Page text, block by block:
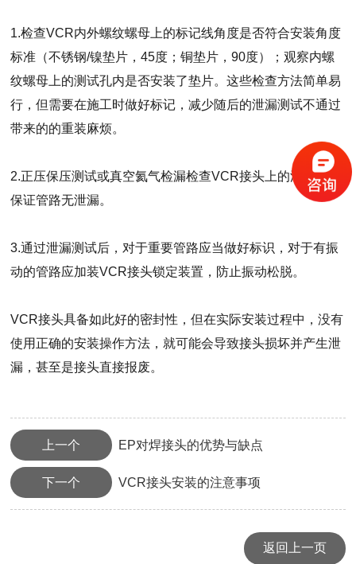
1.检查VCR内外螺纹螺母上的标记线角度是否符合安装角度
标准（不锈钢/镍垫片，45度；铜垫片，90度）；观察内螺
纹螺母上的测试孔内是否安装了垫片。这些检查方法简单易
行，但需要在施工时做好标记，减少随后的泄漏测试不通过
带来的的重装麻烦。
2.正压保压测试或真空氦气检漏检查VCR接头上的泄漏孔以
保证管路无泄漏。
3.通过泄漏测试后，对于重要管路应当做好标识，对于有振
动的管路应加装VCR接头锁定装置，防止振动松脱。
VCR接头具备如此好的密封性，但在实际安装过程中，没有
使用正确的安装操作方法，就可能会导致接头损坏并产生泄
漏，甚至是接头直接报废。
上一个 EP对焊接头的优势与缺点
下一个 VCR接头安装的注意事项
返回上一页